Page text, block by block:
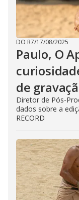
DO R7/17/08/2025
Paulo, O
de
Diretor de Pós-
dados sobre a
RECORD